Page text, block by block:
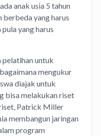
anak usia 5 tahun
berbeda yang harus
yang harus
pelatihan untuk
mengukur
diajak untuk
bisa melakukan riset
Patrick Miller
membangun jaringan
program